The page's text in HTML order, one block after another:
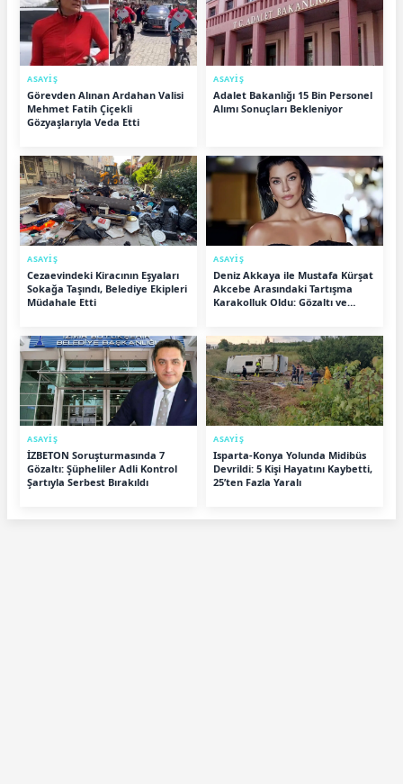
ASAYİŞ
Görevden Alınan Ardahan Valisi
Mehmet Fatih Çiçekli
Gözyaşlarıyla Veda Etti
ASAYİŞ
Adalet Bakanlığı 15 Bin Personel
Alımı Sonuçları Bekleniyor
ASAYİŞ
Cezaevindeki Kiracının Eşyaları
Sokağa Taşındı, Belediye Ekipleri
Müdahale Etti
ASAYİŞ
Deniz Akkaya ile Mustafa Kürşat
Akcebe Arasındaki Tartışma
Karakolluk Oldu: Gözaltı ve
ASAYİŞ
İZBETON Soruşturmasında 7
Gözaltı: Şüpheliler Adli Kontrol
Şartıyla Serbest Bırakıldı
ASAYİŞ
Isparta-Konya Yolunda Midibüs
Devrildi: 5 Kişi Hayatını Kaybetti,
25’ten Fazla Yaralı